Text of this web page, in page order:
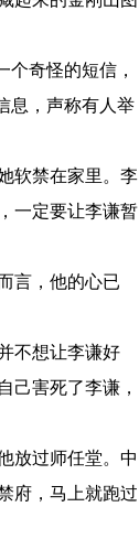
奇怪的短信，
息，声称有人举
软禁在家里。李
一定要让李谦暂
言，他的心已
不想让李谦好
己害死了李谦，
放过师任堂。中
府，马上就跑过